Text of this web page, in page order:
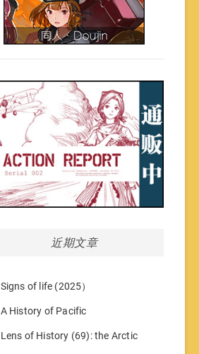
近期文章
Signs of life (2025）
A History of Pacific
Lens of History (69): the Arctic